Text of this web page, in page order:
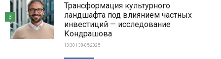
Трансформация культурного
ландшафта под влиянием частных
инвестиций — исследование
Кондрашова
13:30 | 30-05-2025
3